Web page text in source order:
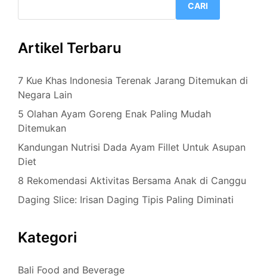
CARI
Artikel Terbaru
7 Kue Khas Indonesia Terenak Jarang Ditemukan di
Negara Lain
5 Olahan Ayam Goreng Enak Paling Mudah
Ditemukan
Kandungan Nutrisi Dada Ayam Fillet Untuk Asupan
Diet
8 Rekomendasi Aktivitas Bersama Anak di Canggu
Daging Slice: Irisan Daging Tipis Paling Diminati
Kategori
Bali Food and Beverage